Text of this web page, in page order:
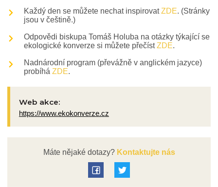
Každý den se můžete nechat inspirovatZDE. (Stránky
jsou v češtině.)
Odpovědi biskupa Tomáš Holuba na otázky týkající se
ekologické konverze si můžete přečístZDE.
Nadnárodní program (převážně v anglickém jazyce)
probíhá ZDE.
Web akce:
https://www.ekokonverze.cz
Máte nějaké dotazy?Kontaktujte nás